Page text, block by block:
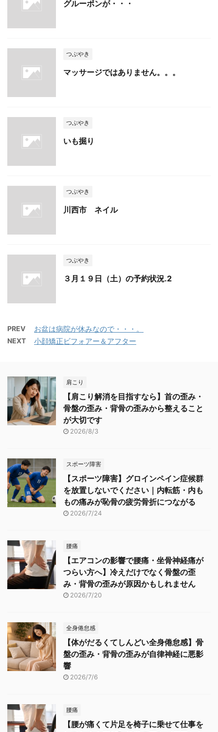
グルーポンが・・・
つぶやき
マッサージではありません。。。
つぶやき
いも掘り
つぶやき
川西市 ネイル
つぶやき
３月１９日（土）の予約状況.2
PREV お盆は病院が休みなので・・・。
NEXT 小顔矯正ビフォアー＆アフター
肩こり
【肩こり解消を目指すなら】首の歪み・
骨盤の歪み・背骨の歪みから整えること
が大切です
2026/8/3
スポーツ障害
【スポーツ障害】グロインペイン症候群
を放置しないでください｜内転筋・内も
もの痛みが恥骨の疲労骨折につながる
2026/7/24
腰痛
【エアコンの影響で腰痛・坐骨神経痛が
つらい方へ】冷えだけでなく骨盤の歪
み・背骨の歪みが原因かもしれません
2026/7/20
全身倦怠感
【体がだるくてしんどい全身倦怠感】骨
盤の歪み・背骨の歪みが自律神経に悪影
響
2026/7/6
腰痛
【腰が痛くて片足を椅子に乗せて仕事を